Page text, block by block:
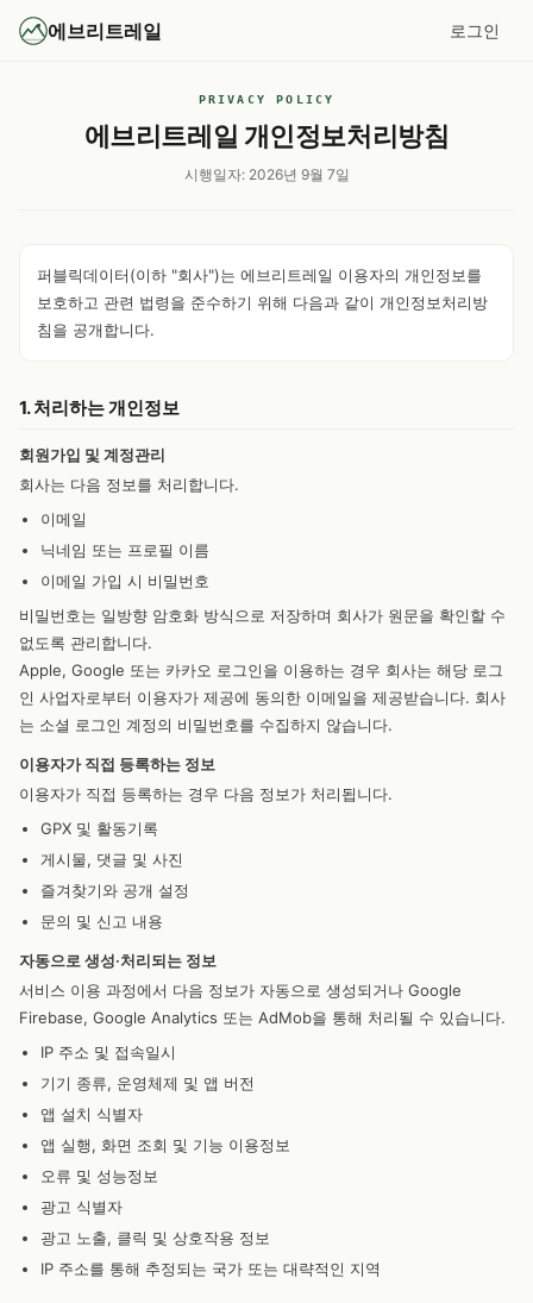
에브리트레일 로그인
PRIVACY POLICY
에브리트레일 개인정보처리방침
시행일자: 2026년 9월 7일
퍼블릭데이터(이하 "회사")는 에브리트레일 이용자의 개인정보를
보호하고 관련 법령을 준수하기 위해 다음과 같이 개인정보처리방
침을 공개합니다.
1. 처리하는 개인정보
회원가입 및 계정관리
회사는 다음 정보를 처리합니다.
이메일
닉네임 또는 프로필 이름
이메일 가입 시 비밀번호
비밀번호는 일방향 암호화 방식으로 저장하며 회사가 원문을 확인할 수
없도록 관리합니다.
Apple, Google 또는 카카오 로그인을 이용하는 경우 회사는 해당 로그
인 사업자로부터 이용자가 제공에 동의한 이메일을 제공받습니다. 회사
는 소셜 로그인 계정의 비밀번호를 수집하지 않습니다.
이용자가 직접 등록하는 정보
이용자가 직접 등록하는 경우 다음 정보가 처리됩니다.
GPX 및 활동기록
게시물, 댓글 및 사진
즐겨찾기와 공개 설정
문의 및 신고 내용
자동으로 생성·처리되는 정보
서비스 이용 과정에서 다음 정보가 자동으로 생성되거나 Google
Firebase, Google Analytics 또는 AdMob을 통해 처리될 수 있습니다.
IP 주소 및 접속일시
기기 종류, 운영체제 및 앱 버전
앱 설치 식별자
앱 실행, 화면 조회 및 기능 이용정보
오류 및 성능정보
광고 식별자
광고 노출, 클릭 및 상호작용 정보
IP 주소를 통해 추정되는 국가 또는 대략적인 지역